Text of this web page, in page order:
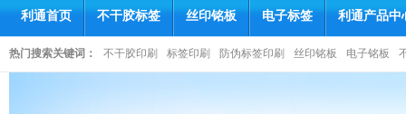
利通首页 不干胶标签 丝印铭板 电子标签 利通产品中
热门搜索关键词： 不干胶印刷 标签印刷 防伪标签印刷 丝印铭板 电子铭板